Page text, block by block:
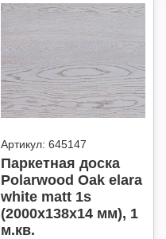
Артикул: 645147
Паркетная доска
Polarwood Oak elara
white matt 1s
(2000x138x14 мм), 1
м.кв.